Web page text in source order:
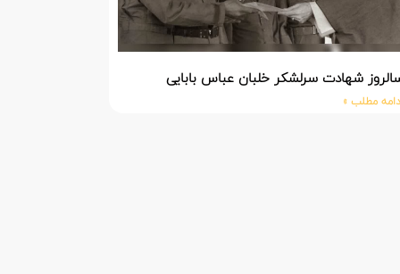
شهادت سرلشکر خلبان عباس بابایی
مطلب »